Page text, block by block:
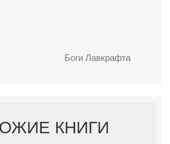
Боги Лавкрафта
КНИГИ